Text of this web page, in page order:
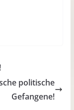
politische
Gefangene!